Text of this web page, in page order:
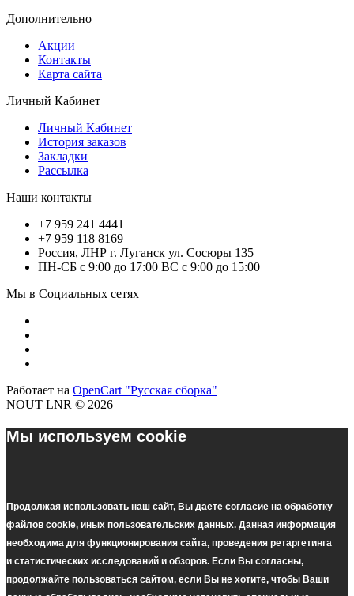
Дополнительно
Акции
Контакты
Карта сайта
Личный Кабинет
Личный Кабинет
История заказов
Закладки
Рассылка
Наши контакты
+7 959 241 4441
+7 959 118 8169
Россия, ЛНР г. Луганск ул. Сосюры 135
ПН-СБ с 9:00 до 17:00 ВС с 9:00 до 15:00
Мы в Социальных сетях
Работает на OpenCart "Русская сборка"
NOUT LNR © 2026
Мы используем cookie
Продолжая использовать наш cайт, Вы даете согласие на обработку
файлов cookie, иных пользовательских данных. Данная информация
необходима для функционирования сайта, проведения ретаргетинга
и статистических исследований и обзоров. Если Вы согласны,
продолжайте пользоваться сайтом, если Вы не хотите, чтобы Ваши